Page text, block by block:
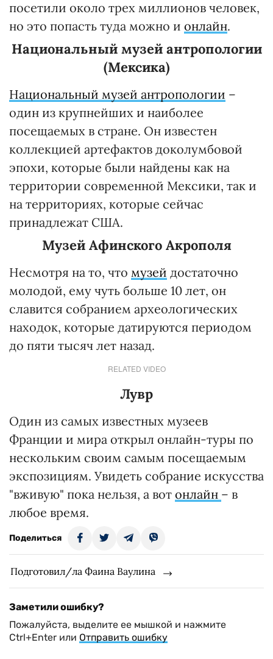
посетили около трех миллионов человек,
но это попасть туда можно и онлайн.
Национальный музей антропологии
(Мексика)
Национальный музей антропологии –
один из крупнейших и наиболее
посещаемых в стране. Он известен
коллекцией артефактов доколумбовой
эпохи, которые были найдены как на
территории современной Мексики, так и
на территориях, которые сейчас
принадлежат США.
Музей Афинского Акрополя
Несмотря на то, что музей достаточно
молодой, ему чуть больше 10 лет, он
славится собранием археологических
находок, которые датируются периодом
до пяти тысяч лет назад.
RELATED VIDEO
Лувр
Один из самых известных музеев
Франции и мира открыл онлайн-туры по
нескольким своим самым посещаемым
экспозициям. Увидеть собрание искусства
"вживую" пока нельзя, а вот онлайн – в
любое время.
Поделиться
Подготовил/ла Фаина Ваулина
Заметили ошибку?
Пожалуйста, выделите ее мышкой и нажмите
Ctrl+Enter или Отправить ошибку